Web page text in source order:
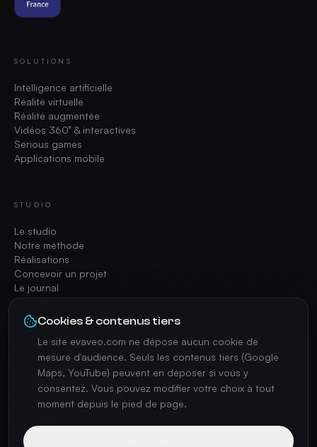
SOLUTIONS
Intelligence artificielle
Réalité virtuelle
Réalité augmentée
Vidéos 360° & interactives
Serious games
Applications mobile
STUDIO
Le studio
Notre méthode
Réalisations
Concevoir un projet
Le journal
Contact
CONTACT
contact@evaveo.com
+33 4 74 70 42 35
17 Av. Charles de Gaulle, 69370 Saint-Didier-au-Mont-d'Or
Cookies & contenus tiers
Le site evaveo.com ne dépose aucun cookie de
mesure d'audience. Seuls les contenus tiers (Google
Maps, YouTube) peuvent en déposer si vous y
consentez. Vous pouvez modifier votre choix à tout
moment depuis le pied de page.